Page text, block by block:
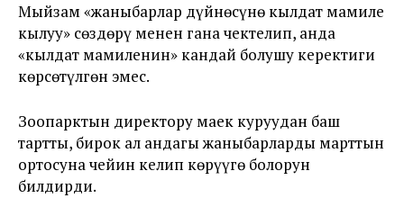
Мыйзам «жаныбарлар дүйнөсүнө кылдат мамиле
кылуу» сөздөрү менен гана чектелип, анда
«кылдат мамиленин» кандай болушу керектиги
көрсөтүлгөн эмес.
Зоопарктын директору маек куруудан баш
тартты, бирок ал андагы жаныбарларды марттын
ортосуна чейин келип көрүүгө болорун
билдирди.